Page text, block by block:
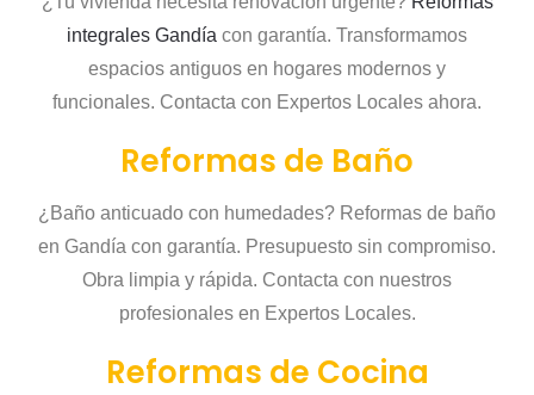
integrales Gandía con garantía. Transformamos
espacios antiguos en hogares modernos y
funcionales. Contacta con Expertos Locales ahora.
Reformas de Baño
¿Baño anticuado con humedades? Reformas de baño
en Gandía con garantía. Presupuesto sin compromiso.
Obra limpia y rápida. Contacta con nuestros
profesionales en Expertos Locales.
Reformas de Cocina